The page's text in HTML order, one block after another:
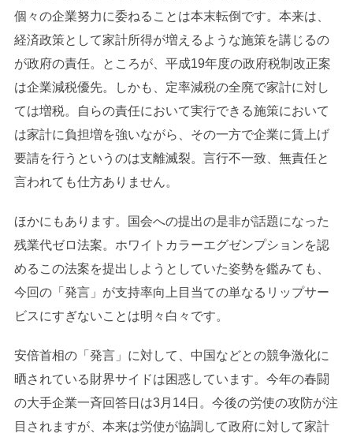
個々の企業努力に委ねることは本末転倒です。本来は、
経済政策として家計所得が増えるような施策を講じるの
が政府の責任。ところが、平成19年度の政府税制改正案
は企業減税優先。しかも、定率減税の全廃で家計に対し
ては増税。自らの責任において実行できる施策において
は家計に負担増を強いながら、その一方で企業に賃上げ
要請を行うというのは支離滅裂。言行不一致、無責任と
言われても仕方ありません。
ほかにもあります。国会への提出の是非が話題になった
残業代ゼロ法案。ホワイトカラーエグゼンプションを認
めるこの法案を提出しようとしていた姿勢を鑑みても、
今回の「発言」が支持率向上目当ての単なるリップサー
ビスにすぎないことは明々白々です。
安倍首相の「発言」に対して、中国などとの競争激化に
晒されている財界サイドは困惑しています。今年の春闘
の大手企業一斉回答日は3月14日。今後の労使の攻防が注
目されますが、本来は労使が協調して政府に対して家計